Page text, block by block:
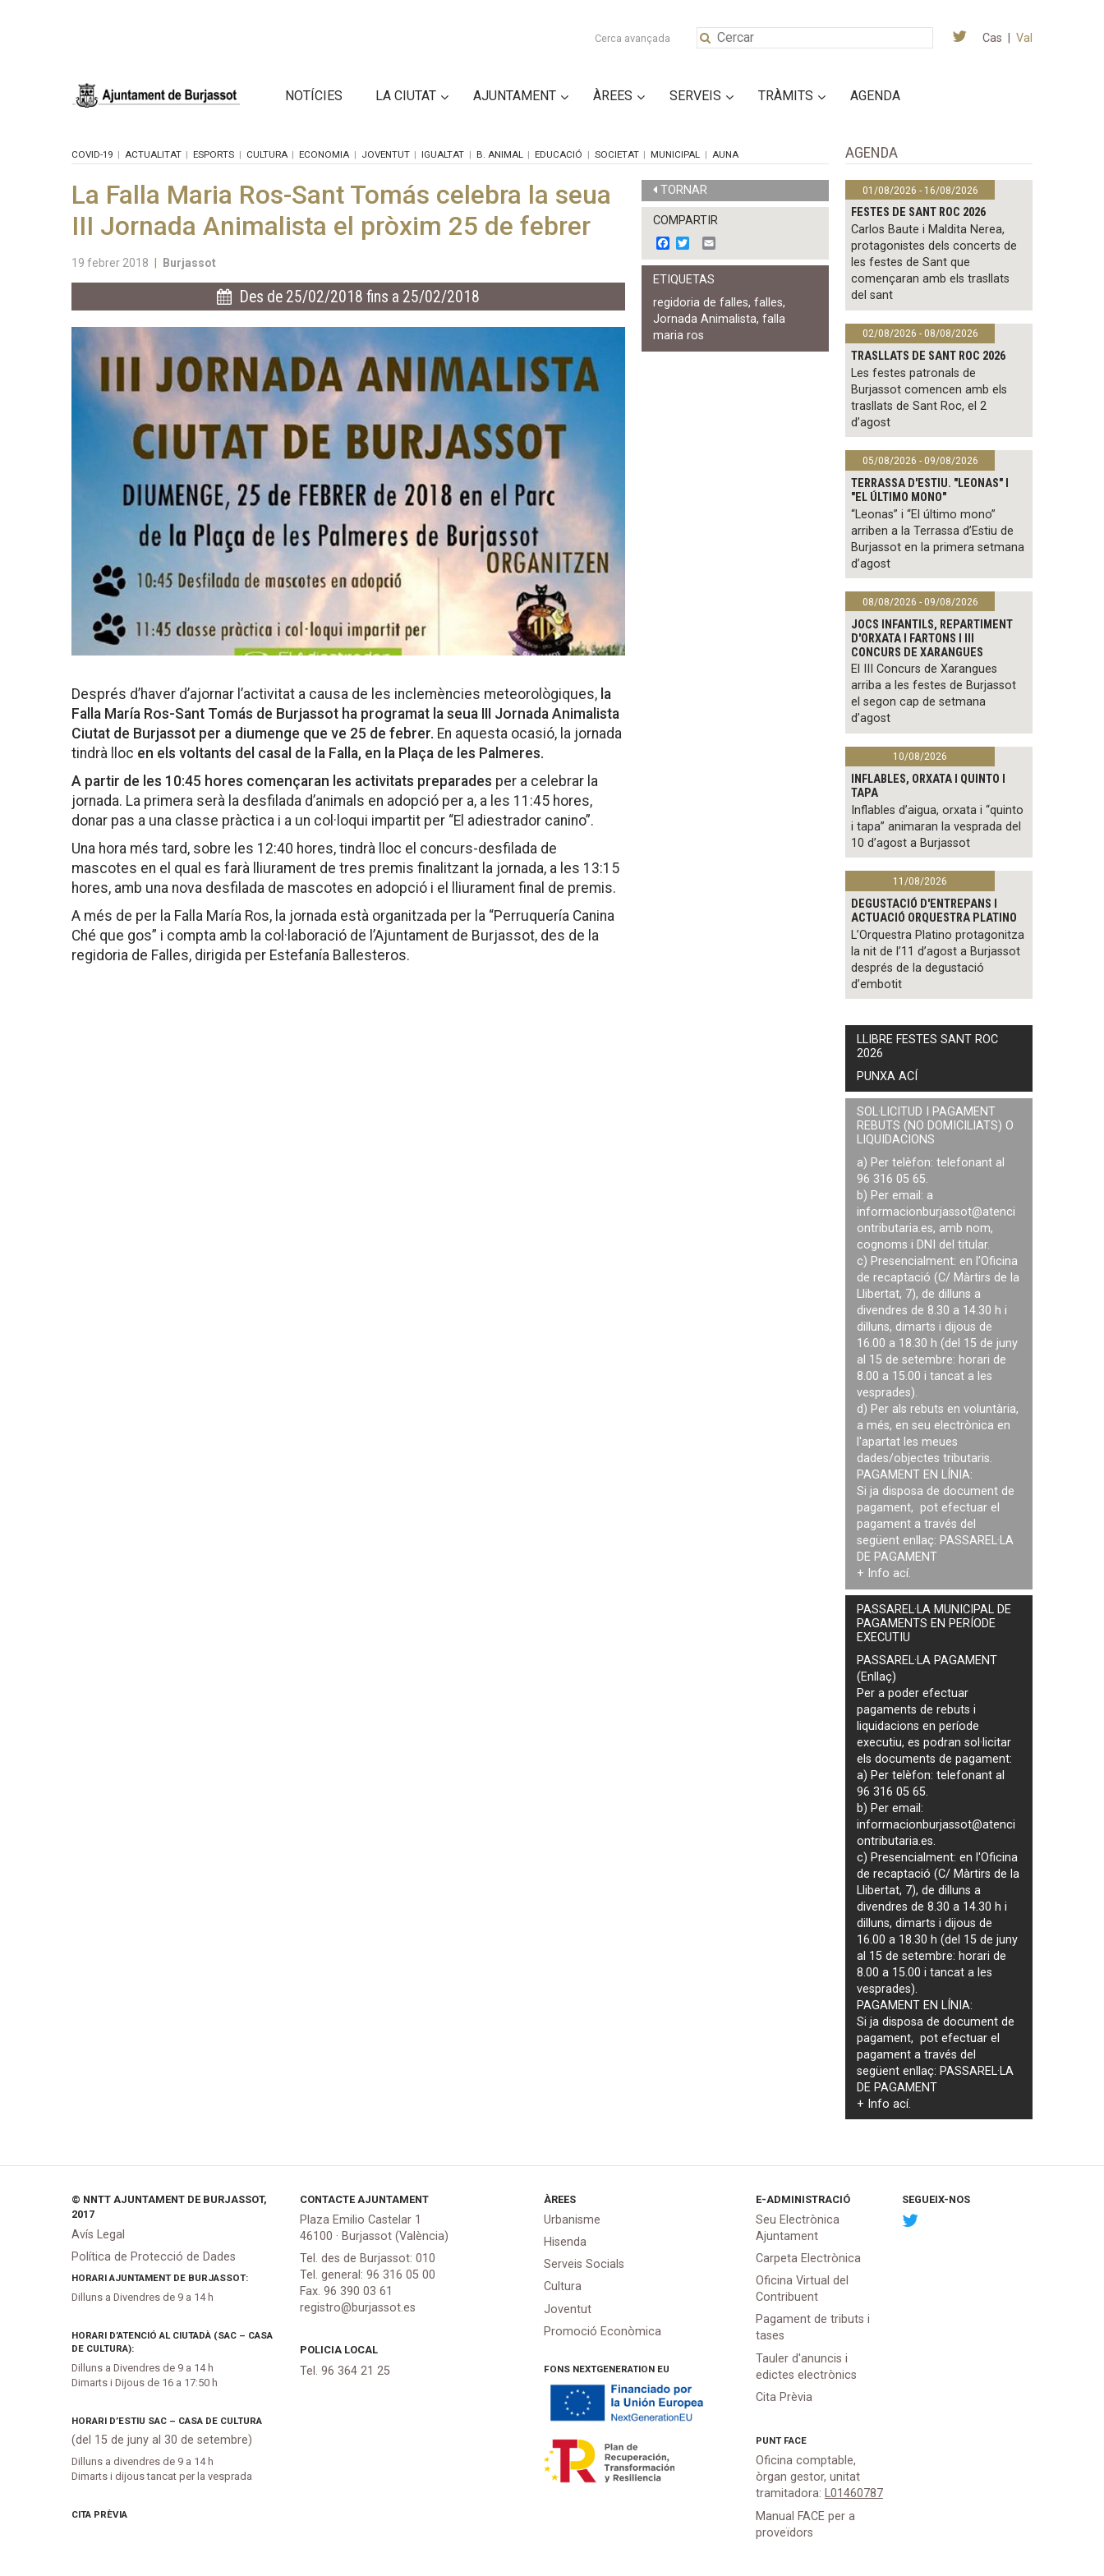
Cerca avançada Cas Val
NOTÍCIES LA CIUTAT AJUNTAMENT ÀREES SERVEIS TRÀMITS AGENDA
COVID-19 ACTUALITAT ESPORTS CULTURA ECONOMIA JOVENTUT IGUALTAT B. ANIMAL EDUCACIÓ SOCIETAT MUNICIPAL AUNA
La Falla Maria Ros-Sant Tomás celebra la seua
III Jornada Animalista el pròxim 25 de febrer
19 febrer 2018 Burjassot
Des de 25/02/2018 fins a 25/02/2018
Després d’haver d’ajornar l’activitat a causa de les inclemències meteorològiques, la
Falla María Ros-Sant Tomás de Burjassot ha programat la seua III Jornada Animalista
Ciutat de Burjassot per a diumenge que ve 25 de febrer. En aquesta ocasió, la jornada
tindrà lloc en els voltants del casal de la Falla, en la Plaça de les Palmeres.
A partir de les 10:45 hores començaran les activitats preparades per a celebrar la
jornada. La primera serà la desfilada d’animals en adopció per a, a les 11:45 hores,
donar pas a una classe pràctica i a un col·loqui impartit per “El adiestrador canino”.
Una hora més tard, sobre les 12:40 hores, tindrà lloc el concurs-desfilada de
mascotes en el qual es farà lliurament de tres premis finalitzant la jornada, a les 13:15
hores, amb una nova desfilada de mascotes en adopció i el lliurament final de premis.
A més de per la Falla María Ros, la jornada està organitzada per la “Perruquería Canina
Ché que gos” i compta amb la col·laboració de l’Ajuntament de Burjassot, des de la
regidoria de Falles, dirigida per Estefanía Ballesteros.
TORNAR
COMPARTIR
F
a
c
e
b
o
o
k
w
i
t
t
e
r
m
a
ETIQUETAS
regidoria de falles,falles,
Jornada Animalista,falla
maria ros
AGENDA
01/08/2026 - 16/08/2026
FESTES DE SANT ROC 2026
Carlos Baute i Maldita Nerea,
protagonistes dels concerts de
les festes de Sant que
començaran amb els trasllats
del sant
02/08/2026 - 08/08/2026
TRASLLATS DE SANT ROC 2026
Les festes patronals de
Burjassot comencen amb els
trasllats de Sant Roc, el 2
d’agost
05/08/2026 - 09/08/2026
TERRASSA D'ESTIU. "LEONAS" I
"EL ÚLTIMO MONO"
“Leonas” i “El último mono”
arriben a la Terrassa d’Estiu de
Burjassot en la primera setmana
d’agost
08/08/2026 - 09/08/2026
JOCS INFANTILS, REPARTIMENT
D'ORXATA I FARTONS I III
CONCURS DE XARANGUES
El III Concurs de Xarangues
arriba a les festes de Burjassot
el segon cap de setmana
d’agost
10/08/2026
INFLABLES, ORXATA I QUINTO I
TAPA
Inflables d’aigua, orxata i “quinto
i tapa” animaran la vesprada del
10 d’agost a Burjassot
11/08/2026
DEGUSTACIÓ D'ENTREPANS I
ACTUACIÓ ORQUESTRA PLATINO
L’Orquestra Platino protagonitza
la nit de l’11 d’agost a Burjassot
després de la degustació
d’embotit
LLIBRE FESTES SANT ROC
2026
PUNXA ACÍ
SOL·LICITUD I PAGAMENT
REBUTS (NO DOMICILIATS) O
LIQUIDACIONS
a) Per telèfon: telefonant al
96 316 05 65.
b) Per email: a
informacionburjassot@atenci
ontributaria.es, amb nom,
cognoms i DNI del titular.
c) Presencialment: en l'Oficina
de recaptació (C/ Màrtirs de la
Llibertat, 7), de dilluns a
divendres de 8.30 a 14.30 h i
dilluns, dimarts i dijous de
16.00 a 18.30 h (del 15 de juny
al 15 de setembre: horari de
8.00 a 15.00 i tancat a les
vesprades).
d) Per als rebuts en voluntària,
a més, en seu electrònica en
l'apartat les meues
dades/objectes tributaris.
PAGAMENT EN LÍNIA:
Si ja disposa de document de
pagament, pot efectuar el
pagament a través del
següent enllaç: PASSAREL·LA
DE PAGAMENT
+ Info ací.
PASSAREL·LA MUNICIPAL DE
PAGAMENTS EN PERÍODE
EXECUTIU
PASSAREL·LA PAGAMENT
(Enllaç)
Per a poder efectuar
pagaments derebuts i
liquidacions en període
executiu, es podransol·licitar
els documents de pagament:
a) Per telèfon: telefonant al
96 316 05 65.
b) Per email:
informacionburjassot@atenci
ontributaria.es.
c) Presencialment: en l'Oficina
de recaptació (C/ Màrtirs de la
Llibertat, 7), de dilluns a
divendres de 8.30 a 14.30 h i
dilluns, dimarts i dijous de
16.00 a 18.30 h (del 15 de juny
al 15 de setembre: horari de
8.00 a 15.00 i tancat a les
vesprades).
PAGAMENT EN LÍNIA:
Si ja disposa de document de
pagament, pot efectuar el
pagament a través del
següent enllaç: PASSAREL·LA
DE PAGAMENT
+ Infoací.
© NNTT AJUNTAMENT DE BURJASSOT,
2017
Avís Legal
Política de Protecció de Dades
HORARI AJUNTAMENT DE BURJASSOT:
Dilluns a Divendres de 9 a 14 h
HORARI D’ATENCIÓ AL CIUTADÀ (SAC – CASA
DE CULTURA):
Dilluns a Divendres de 9 a 14 h
Dimarts i Dijous de 16 a 17:50 h
HORARI D’ESTIU SAC – CASA DE CULTURA
(del 15 de juny al 30 de setembre)
Dilluns a divendres de 9 a 14 h
Dimarts i dijous tancat per la vesprada
CITA PRÈVIA
CONTACTE AJUNTAMENT
Plaza Emilio Castelar 1
46100 · Burjassot (València)
Tel. des de Burjassot: 010
Tel. general: 96 316 05 00
Fax. 96 390 03 61
registro@burjassot.es
POLICIA LOCAL
Tel. 96 364 21 25
ÀREES
Urbanisme
Hisenda
Serveis Socials
Cultura
Joventut
Promoció Econòmica
FONS NEXTGENERATION EU
E-ADMINISTRACIÓ
Seu Electrònica
Ajuntament
Carpeta Electrònica
Oficina Virtual del
Contribuent
Pagament de tributs i
tases
Tauler d'anuncis i
edictes electrònics
Cita Prèvia
PUNT FACE
Oficina comptable,
òrgan gestor, unitat
tramitadora: L01460787
Manual FACE per a
proveïdors
SEGUEIX-NOS